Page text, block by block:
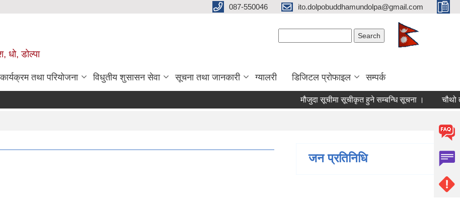
087-550046 ito.dolpobuddhamundolpa@gmail.com
धो, डोल्पा
कार्यक्रम तथा परियोजना विधुतीय शुसासन सेवा सूचना तथा जानकारी ग्यालरी डिजिटल प्रोफाइल सम्पर्क
मौजुदा सूचीमा सूचीकृत हुने सम्बन्धि सूचना । चौथो
जन प्रतिनिधि